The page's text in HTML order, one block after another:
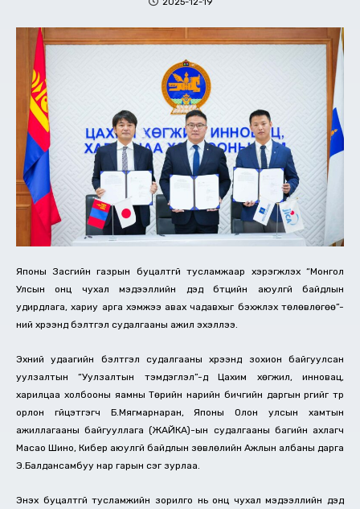
Японы Засгийн газрын буцалтгүй тусламжаар хэрэгжүүлэх “Монгол
Улсын онц чухал мэдээллийн дэд бүтцийн аюулгүй байдлын
удирдлага, хариу арга хэмжээ авах чадавхыг бэхжүүлэх төлөвлөгөө”-
ний хүрээнд бэлтгэл судалгааны ажил эхэллээ.
Эхний удаагийн бэлтгэл судалгааны хүрээнд зохион байгуулсан
уулзалтын “Уулзалтын тэмдэглэл”-д Цахим хөгжил, инновац,
харилцаа холбооны яамны Төрийн нарийн бичгийн даргын үүргийг түр
орлон гүйцэтгэгч Б.Мягмарнаран, Японы Олон улсын хамтын
ажиллагааны байгууллага (ЖАЙКА)-ын судалгааны багийн ахлагч
Масао Шино, Кибер аюулгүй байдлын зөвлөлийн Ажлын албаны дарга
Э.Балдансамбуу нар гарын үсэг зурлаа.
Энэхүү буцалтгүй тусламжийн зорилго нь онц чухал мэдээллийн дэд